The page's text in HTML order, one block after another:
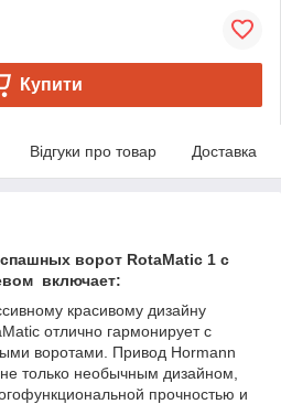
Купити
Відгуки про товар Доставка
ворот RotaMatic 1 с
включает:
красивому дизайну
отлично гармонирует с
воротами. Привод Hormann
только необычным дизайном,
прочностью и